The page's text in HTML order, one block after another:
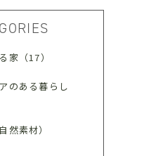
家（17）
のある暮らし
然素材）